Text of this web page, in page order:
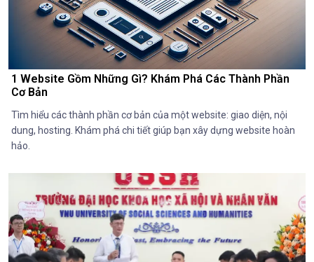
1 Website Gồm Những Gì? Khám Phá Các Thành Phần
Cơ Bản
Tìm hiểu các thành phần cơ bản của một website: giao diện, nội
dung, hosting. Khám phá chi tiết giúp bạn xây dựng website hoàn
hảo.